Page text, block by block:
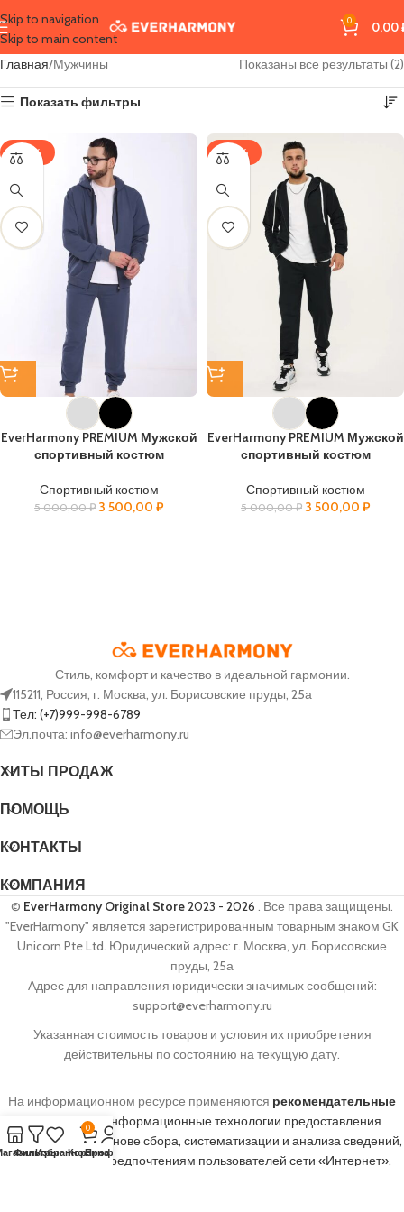
Skip to navigation
Skip to main content
0 0,00
Главная Мужчины Показаны все результаты (2)
Показать фильтры
-30%
EverHarmony PREMIUM Мужской
спортивный костюм
Спортивный костюм
5 000,00₽ 3 500,00 ₽
-30%
EverHarmony PREMIUM Мужской
спортивный костюм
Спортивный костюм
5 000,00₽ 3 500,00 ₽
Стиль, комфорт и качество в идеальной гармонии.
115211, Россия, г. Москва, ул. Борисовские пруды, 25а
Тел: (+7)999-998-6789
Эл.почта: info@everharmony.ru
ХИТЫ ПРОДАЖ
ПОМОЩЬ
КОНТАКТЫ
КОМПАНИЯ
© EverHarmony Original Store2023 - 2026
. Все права защищены.
"EverHarmony" является зарегистрированным товарным знаком GK
Unicorn Pte Ltd. Юридический адрес: г. Москва, ул. Борисовские
пруды, 25а
Адрес для направления юридически значимых сообщений:
support@everharmony.ru
Указанная стоимость товаров и условия их приобретения
действительны по состоянию на текущую дату.
На информационном ресурсе применяются рекомендательные
технологии (информационные технологии предоставления
информации на основе сбора, систематизации и анализа сведений,
относящихся к предпочтениям пользователей сети «Интернет»,
ФильтрыИзбранное
0
Корзина
Профиль